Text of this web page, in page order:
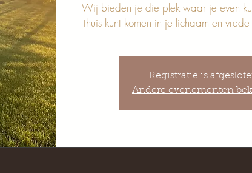
Wij bieden je die plek waar je even
thuis kunt komen in je lichaam en
Registratie is
Andere evenementen